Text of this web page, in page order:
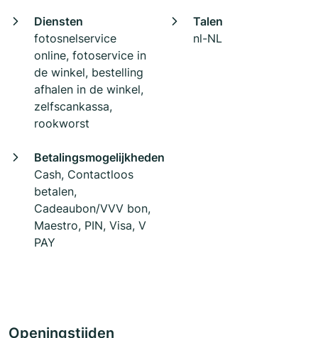
Diensten
fotosnelservice
online, fotoservice in
de winkel, bestelling
afhalen in de winkel,
zelfscankassa,
rookworst
Talen
nl-NL
Betalingsmogelijkheden
Cash, Contactloos
betalen,
Cadeaubon/VVV bon,
Maestro, PIN, Visa, V
PAY
Openingstijden